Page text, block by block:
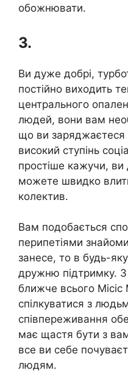
обожнювати.
3.
Ви дуже добрі,
постійно виходить
центрального
людей, вони вам
що ви заряджаєтеся
високий ступінь
простіше кажучи,
можете швидко
колектив.
Вам подобається
перипетіями
занесе, то в будь-
дружню підтримку. З
ближче всього
спілкуватися з
співпереживання
має щастя бути з
все ви себе
людям.